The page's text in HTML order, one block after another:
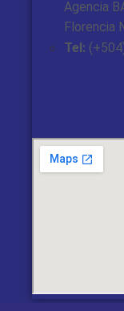
Agencia
Florencia
Tel: